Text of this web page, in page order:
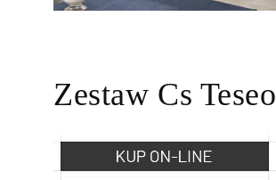
Zestaw Cs Teseo